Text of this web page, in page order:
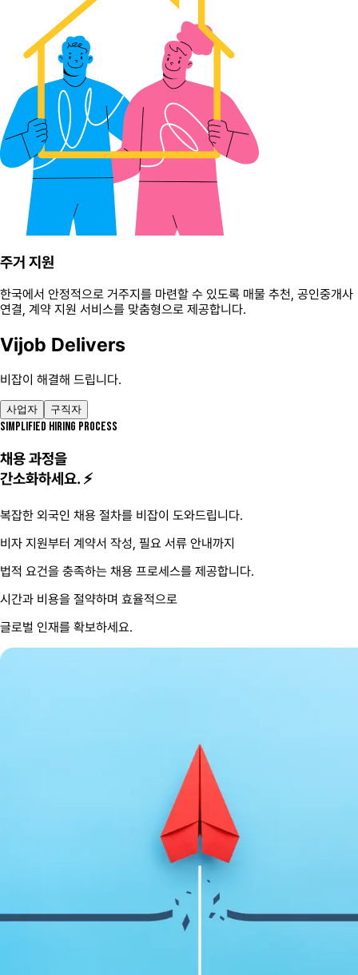
주거 지원
한국에서 안정적으로 거주지를 마련할 수 있도록 매물 추천, 공인중개사
연결, 계약 지원 서비스를 맞춤형으로 제공합니다.
Vijob Delivers
비잡이 해결해 드립니다.
사업자 구직자
SIMPLIFIED HIRING PROCESS
채용 과정을
간소화하세요. ⚡
복잡한 외국인 채용 절차를 비잡이 도와드립니다.
비자 지원부터 계약서 작성, 필요 서류 안내까지
법적 요건을 충족하는 채용 프로세스를 제공합니다.
시간과 비용을 절약하며 효율적으로
글로벌 인재를 확보하세요.